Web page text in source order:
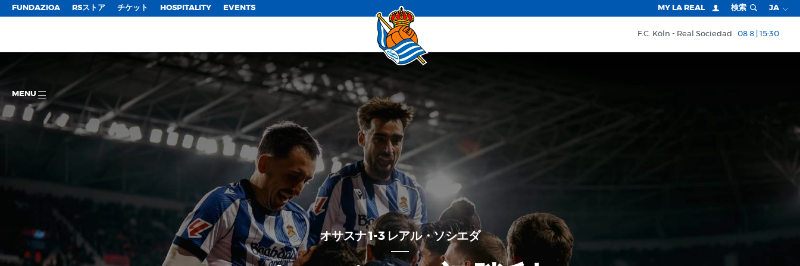
FUNDAZIOA RSストア チケット HOSPITALITY EVENTS MY LA REAL 検索 JA
F.C. Köln Real Sociedad 08 8 | 15:30
MENU
オサスナ 1-3 レアル・ソシエダ